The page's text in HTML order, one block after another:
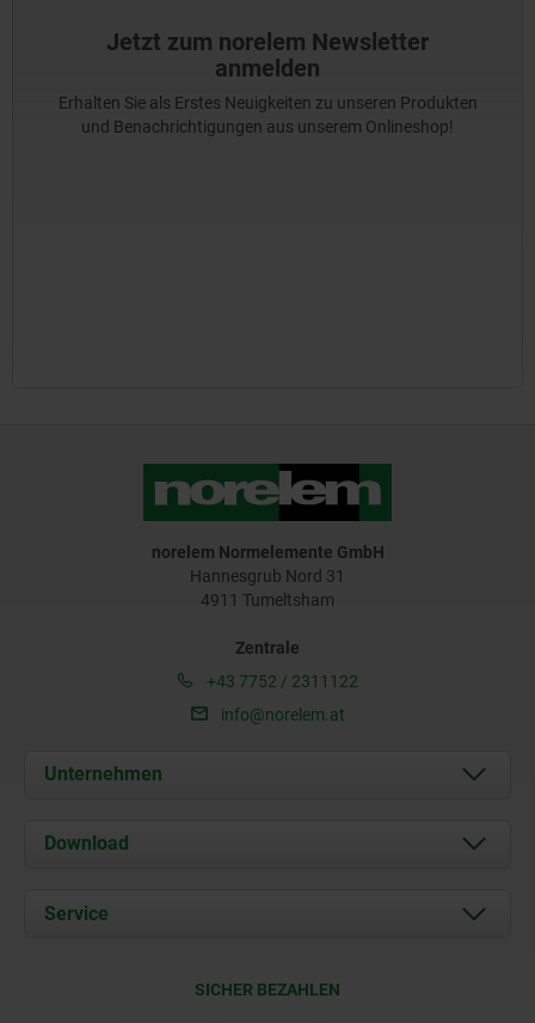
Jetzt zum norelem Newsletter
anmelden
Erhalten Sie als Erstes Neuigkeiten zu unseren Produkten
und Benachrichtigungen aus unserem Onlineshop!
norelem Normelemente GmbH
Hannesgrub Nord 31
4911 Tumeltsham
Zentrale
+43 7752 / 2311122
info@norelem.at
Unternehmen
Über uns
Kontakt
Download
Service
SICHER BEZAHLEN